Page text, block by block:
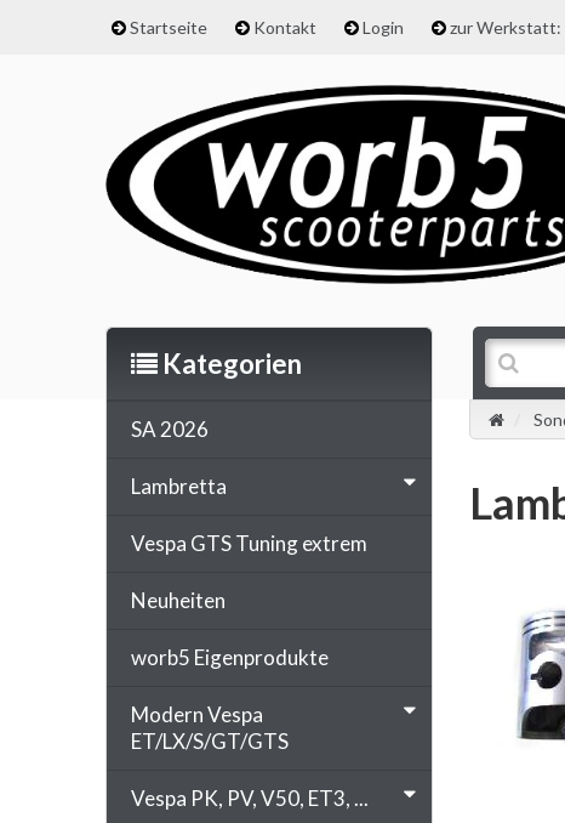
Startseite Kontakt Login zur Werkstatt:
Kategorien
SA 2026
Lambretta
Vespa GTS Tuning extrem
Neuheiten
worb5 Eigenprodukte
Modern Vespa
ET/LX/S/GT/GTS
Vespa PK, PV, V50, ET3, ...